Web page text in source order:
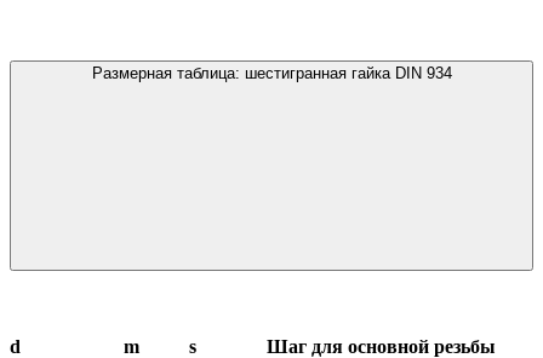
Размерная таблица: шестигранная гайка DIN 934
d m s
Шаг для основной резьбы